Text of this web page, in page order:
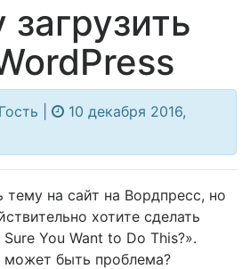
|
10 декабря 2016,
тему на сайт на Вордпресс, но
хотите сделать
You Want to Do This?».
быть проблема?